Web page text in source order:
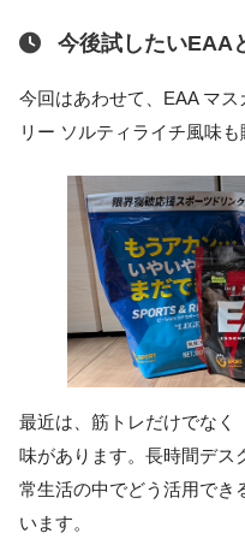
今後試したいEAA
今回はあわせて、EAA マ
リー ソルティライチ風味も
最近は、筋トレだけでなく
味があります。長時間デス
常生活の中でどう活用でき
います。